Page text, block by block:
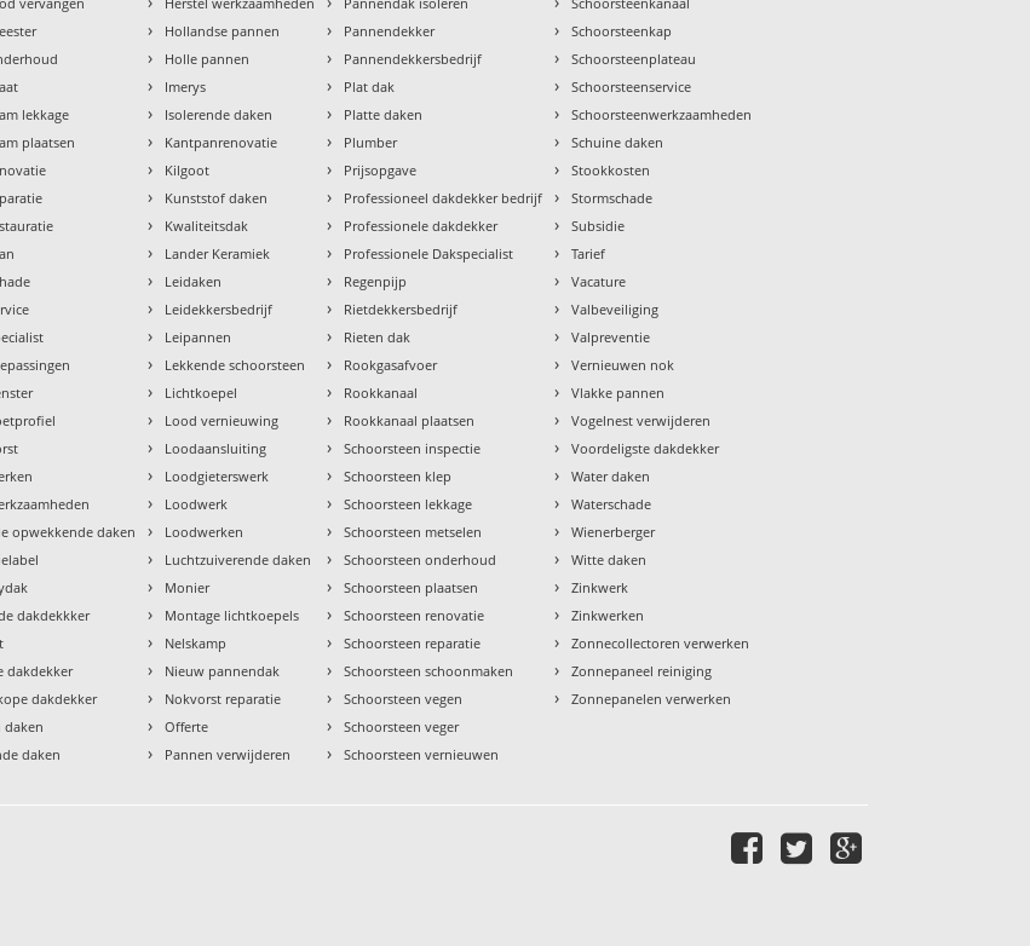
lekkage
plaatsen
opwekkende daken
dakdekkker
dakdekker
dakdekker
daken
daken
› Hollandse pannen
› Holle pannen
› Imerys
› Isolerende daken
› Kantpanrenovatie
› Kilgoot
› Kunststof daken
› Kwaliteitsdak
› Lander Keramiek
› Leidaken
› Leidekkersbedrijf
› Leipannen
› Lekkende schoorsteen
› Lichtkoepel
› Lood vernieuwing
› Loodaansluiting
› Loodgieterswerk
› Loodwerk
› Loodwerken
› Luchtzuiverende daken
› Monier
› Montage lichtkoepels
› Nelskamp
› Nieuw pannendak
› Nokvorst reparatie
› Offerte
› Pannen verwijderen
› Pannendekker
› Pannendekkersbedrijf
› Plat dak
› Platte daken
› Plumber
› Prijsopgave
› Professioneel dakdekker bedrijf
› Professionele dakdekker
› Professionele Dakspecialist
› Regenpijp
› Rietdekkersbedrijf
› Rieten dak
› Rookgasafvoer
› Rookkanaal
› Rookkanaal plaatsen
› Schoorsteen inspectie
› Schoorsteen klep
› Schoorsteen lekkage
› Schoorsteen metselen
› Schoorsteen onderhoud
› Schoorsteen plaatsen
› Schoorsteen renovatie
› Schoorsteen reparatie
› Schoorsteen schoonmaken
› Schoorsteen vegen
› Schoorsteen veger
› Schoorsteen vernieuwen
› Schoorsteenkap
› Schoorsteenplateau
› Schoorsteenservice
› Schoorsteenwerkzaamheden
› Schuine daken
› Stookkosten
› Stormschade
› Subsidie
› Tarief
› Vacature
› Valbeveiliging
› Valpreventie
› Vernieuwen nok
› Vlakke pannen
› Vogelnest verwijderen
› Voordeligste dakdekker
› Water daken
› Waterschade
› Wienerberger
› Witte daken
› Zinkwerk
› Zinkwerken
› Zonnecollectoren verwerken
› Zonnepaneel reiniging
› Zonnepanelen verwerken